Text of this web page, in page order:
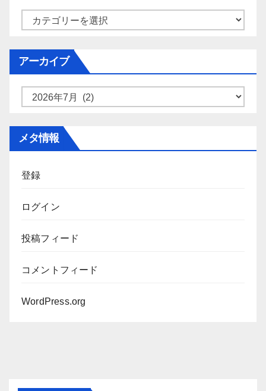
ー
アーカイブ
メタ情報
登録
ログイン
投稿フィード
コメントフィード
WordPress.org